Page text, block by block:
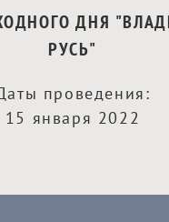
ДНЯ
РУСЬ"
проведения:
15 января 2022